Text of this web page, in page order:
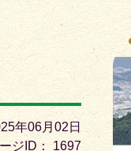
年06月02日
ジID：
1697